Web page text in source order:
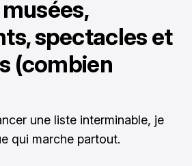
spectacles et
(combien
une liste interminable, je
qui marche partout.